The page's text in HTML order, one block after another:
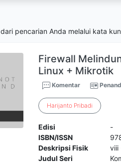
dari pencarian Anda melalui kata
Firewall
Linux + Mikrotik
Komentar
Harijanto Pribadi
Edisi
-
ISBN/ISSN
Deskripsi Fisik
viii
Judul Seri